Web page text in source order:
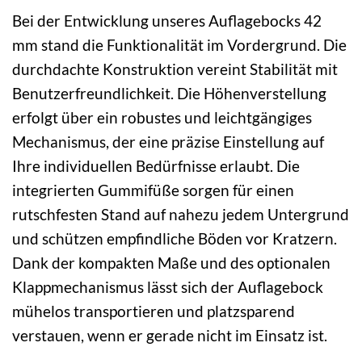
Bei der Entwicklung unseres Auflagebocks 42
mm stand die Funktionalität im Vordergrund. Die
durchdachte Konstruktion vereint Stabilität mit
Benutzerfreundlichkeit. Die Höhenverstellung
erfolgt über ein robustes und leichtgängiges
Mechanismus, der eine präzise Einstellung auf
Ihre individuellen Bedürfnisse erlaubt. Die
integrierten Gummifüße sorgen für einen
rutschfesten Stand auf nahezu jedem Untergrund
und schützen empfindliche Böden vor Kratzern.
Dank der kompakten Maße und des optionalen
Klappmechanismus lässt sich der Auflagebock
mühelos transportieren und platzsparend
verstauen, wenn er gerade nicht im Einsatz ist.